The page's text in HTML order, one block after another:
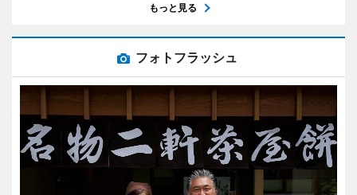
もっと見る
フォトフラッシュ